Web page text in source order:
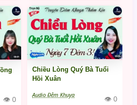
👁 0
Chiều Lòng Quý Bà Tuổi
Hồi Xuân
Audio Đêm Khuya 👁 0